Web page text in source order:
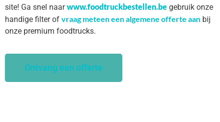
site! Ga snel naarwww.foodtruckbestellen.be gebruik onze
handige filter of vraag meteen een algemene offerte aan bij
onze premium foodtrucks.
Ontvang een offerte